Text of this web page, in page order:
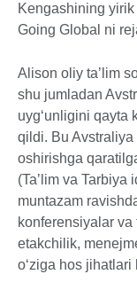
Kengashining
Going Global ni
Alison oliy taʼlim
shu jumladan
uyg‘unligini qayta
qildi. Bu Avstraliya
oshirishga
(Taʼlim va
muntazam
konferensiyalar
etakchilik,
o‘ziga hos